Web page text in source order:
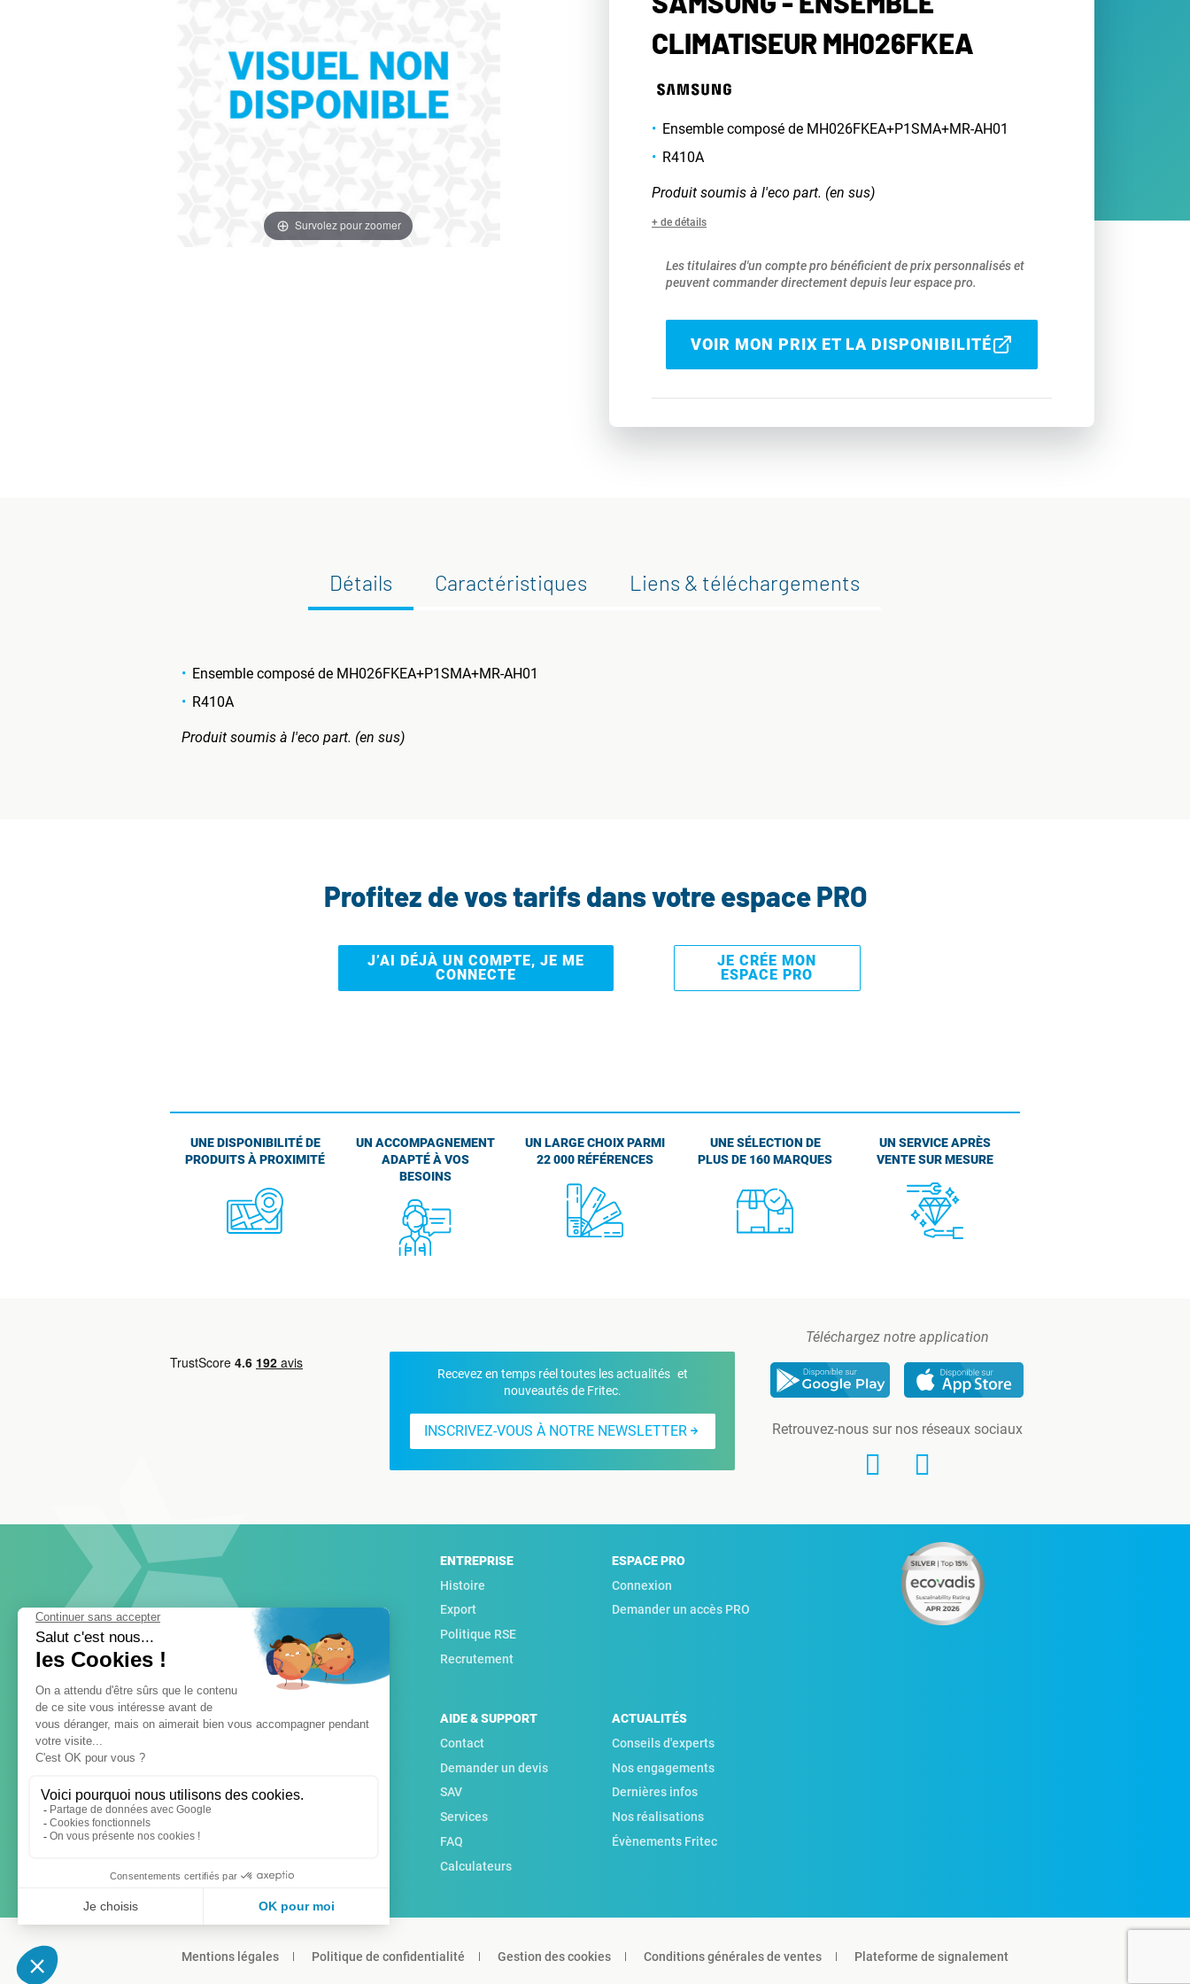
Survolez pour zoomer
CLIMATISEUR MH026FKEA
Ensemble composé de MH026FKEA+P1SMA+MR-AH01
R410A
Produit soumis à l'eco part. (en sus)
+ de détails
Les titulaires d'un compte pro bénéficient de prix personnalisés et
peuvent commander directement depuis leur espace pro.
VOIR MON PRIX ET LA DISPONIBILITÉ
Détails Caractéristiques Liens & téléchargements
Ensemble composé de MH026FKEA+P1SMA+MR-AH01
R410A
Produit soumis à l'eco part. (en sus)
Profitez de vos tarifs dans votre espace PRO
J’AI DÉJÀ UN COMPTE, JE ME
CONNECTE
JE CRÉE MON
ESPACE PRO
UNE DISPONIBILITÉ DE
PRODUITS À PROXIMITÉ
UN ACCOMPAGNEMENT
ADAPTÉ À VOS
BESOINS
UN LARGE CHOIX PARMI
22 000 RÉFÉRENCES
UNE SÉLECTION DE
PLUS DE 160 MARQUES
UN SERVICE APRÈS
VENTE SUR MESURE
Recevez en temps réel toutes les actualités et
nouveautés de Fritec.
INSCRIVEZ-VOUS À NOTRE NEWSLETTER
Téléchargez notre application
Retrouvez-nous sur nos réseaux sociaux
ENTREPRISE
Histoire
Export
Politique RSE
Recrutement
ESPACE PRO
Connexion
Demander un accès PRO
AIDE & SUPPORT
Contact
Demander un devis
SAV
Services
FAQ
Calculateurs
ACTUALITÉS
Conseils d'experts
Nos engagements
Dernières infos
Nos réalisations
Évènements Fritec
Mentions légales Politique de confidentialité Gestion des cookies Conditions générales de ventes Plateforme de signalement